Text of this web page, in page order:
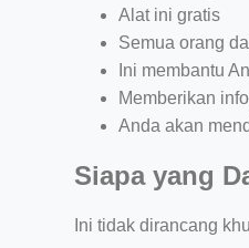
Alat ini gratis
Semua orang
Ini membantu
Memberikan
Anda akan
Siapa yang
Ini tidak dirancang